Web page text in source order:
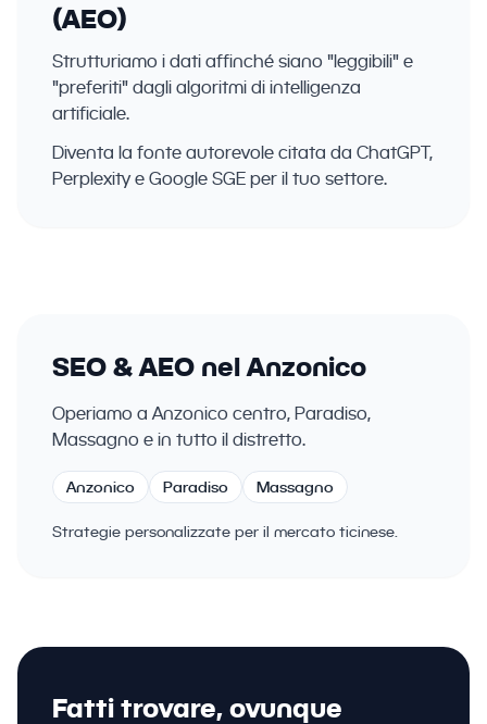
(AEO)
Strutturiamo i dati affinché siano "leggibili" e
"preferiti" dagli algoritmi di intelligenza
artificiale.
Diventa la fonte autorevole citata da ChatGPT,
Perplexity e Google SGE per il tuo settore.
SEO & AEO nel Anzonico
Operiamo a Anzonico centro, Paradiso,
Massagno e in tutto il distretto.
Anzonico Paradiso Massagno
Strategie personalizzate per il mercato ticinese.
Fatti trovare, ovunque